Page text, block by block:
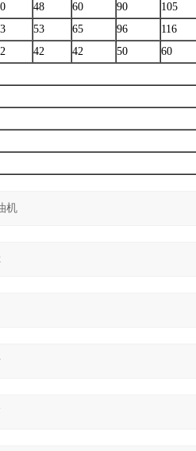
48 60 90
105
53 65 96
116
42 42 50
60